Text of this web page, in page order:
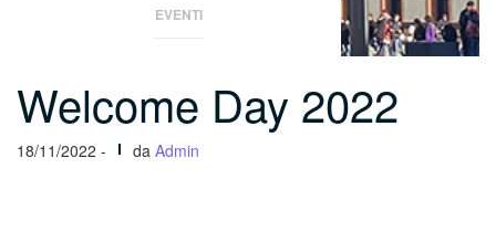
EVENTI
Welcome Day 2022
18/11/2022 - da Admin